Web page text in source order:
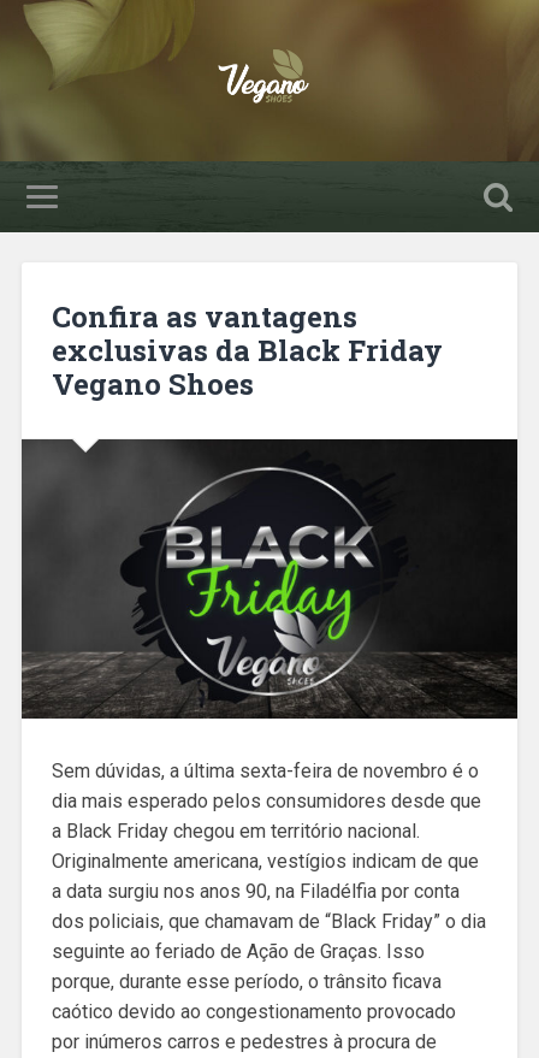
Confira as vantagens
exclusivas da Black Friday
Vegano Shoes
Sem dúvidas, a última sexta-feira de novembro é o
dia mais esperado pelos consumidores desde que
a Black Friday chegou em território nacional.
Originalmente americana, vestígios indicam de que
a data surgiu nos anos 90, na Filadélfia por conta
dos policiais, que chamavam de “Black Friday” o dia
seguinte ao feriado de Ação de Graças. Isso
porque, durante esse período, o trânsito ficava
caótico devido ao congestionamento provocado
por inúmeros carros e pedestres à procura de